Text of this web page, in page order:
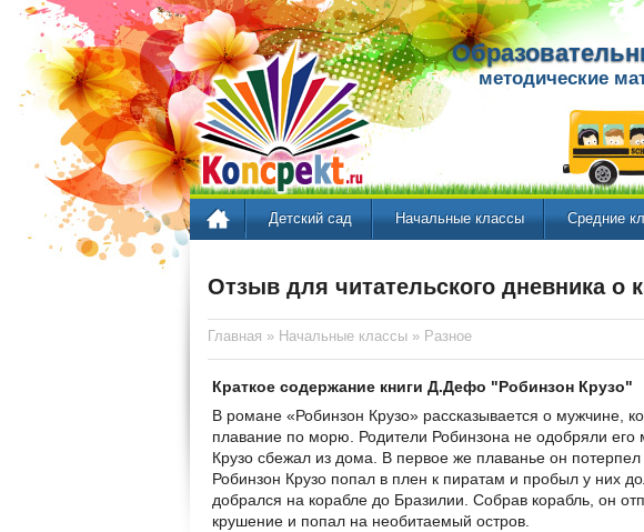
методические
Детский сад Начальные классы Средние
Отзыв для читательского дневника о
Главная » Начальные классы » Разное
Краткое содержание книги Д.Дефо "Робинзон Крузо"
В романе «Робинзон Крузо» рассказывается о мужчине,
плавание по морю. Родители Робинзона не одобряли его
Крузо сбежал из дома. В первое же плаванье он потерпел
Робинзон Крузо попал в плен к пиратам и пробыл у них
добрался на корабле до Бразилии. Собрав корабль, он
крушение и попал на необитаемый остров.